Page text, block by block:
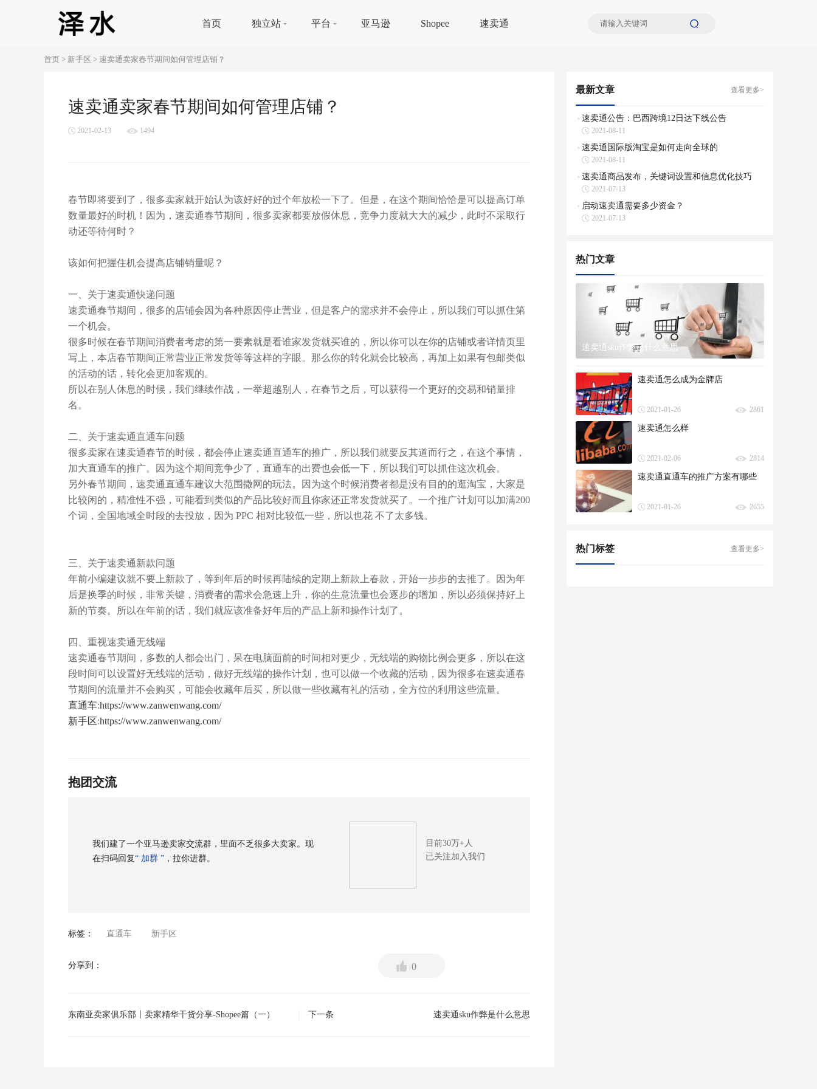
首页 独立站 平台 亚马逊 Shopee 速卖通
首页 > 新手区 > 速卖通卖家春节期间如何管理店铺？
速卖通卖家春节期间如何管理店铺？
2021-02-13 1494
春节即将要到了，很多卖家就开始认为该好好的过个年放松一下了。但是，在这个期间恰恰是可以提高订单
数量最好的时机！因为，速卖通春节期间，很多卖家都要放假休息，竞争力度就大大的减少，此时不采取行
动还等待何时？
该如何把握住机会提高店铺销量呢？
一、关于速卖通快递问题
速卖通春节期间，很多的店铺会因为各种原因停止营业，但是客户的需求并不会停止，所以我们可以抓住第
一个机会。
很多时候在春节期间消费者考虑的第一要素就是看谁家发货就买谁的，所以你可以在你的店铺或者详情页里
写上，本店春节期间正常营业正常发货等等这样的字眼。那么你的转化就会比较高，再加上如果有包邮类似
的活动的话，转化会更加客观的。
所以在别人休息的时候，我们继续作战，一举超越别人，在春节之后，可以获得一个更好的交易和销量排
名。
二、关于速卖通直通车问题
很多卖家在速卖通春节的时候，都会停止速卖通直通车的推广，所以我们就要反其道而行之，在这个事情，
加大直通车的推广。因为这个期间竞争少了，直通车的出费也会低一下，所以我们可以抓住这次机会。
另外春节期间，速卖通直通车建议大范围撒网的玩法。因为这个时候消费者都是没有目的的逛淘宝，大家是
比较闲的，精准性不强，可能看到类似的产品比较好而且你家还正常发货就买了。一个推广计划可以加满200
个词，全国地域全时段的去投放，因为 PPC 相对比较低一些，所以也花 不了太多钱。
三、关于速卖通新款问题
年前小编建议就不要上新款了，等到年后的时候再陆续的定期上新款上春款，开始一步步的去推了。因为年
后是换季的时候，非常关键，消费者的需求会急速上升，你的生意流量也会逐步的增加，所以必须保持好上
新的节奏。所以在年前的话，我们就应该准备好年后的产品上新和操作计划了。
四、重视速卖通无线端
速卖通春节期间，多数的人都会出门，呆在电脑面前的时间相对更少，无线端的购物比例会更多，所以在这
段时间可以设置好无线端的活动，做好无线端的操作计划，也可以做一个收藏的活动，因为很多在速卖通春
节期间的流量并不会购买，可能会收藏年后买，所以做一些收藏有礼的活动，全方位的利用这些流量。
直通车:https://www.zanwenwang.com/
新手区:https://www.zanwenwang.com/
抱团交流
我们建了一个亚马逊卖家交流群，里面不乏很多大卖家。现
在扫码回复“ 加群 ” ，拉你进群。
目前30万+人
已关注加入我们
标签： 直通车 新手区
分享到： 0
东南亚卖家俱乐部丨卖家精华干货分享-Shopee篇（一） 速卖通sku作弊是什么意思
下一条
最新文章 查看更多>
速卖通公告：巴西跨境12日达下线公告
2021-08-11
速卖通国际版淘宝是如何走向全球的
2021-08-11
速卖通商品发布，关键词设置和信息优化技巧
2021-07-13
启动速卖通需要多少资金？
2021-07-13
热门文章
速卖通sku作弊是什么意思
速卖通怎么成为金牌店
2021-01-26 2861
速卖通怎么样
2021-02-06 2814
速卖通直通车的推广方案有哪些
2021-01-26 2655
热门标签 查看更多>